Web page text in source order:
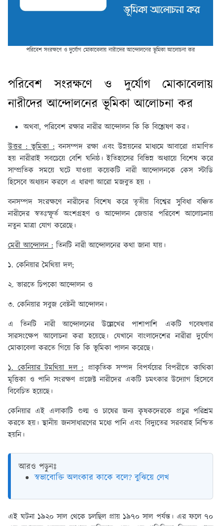
পরিবেশ সংরক্ষণে ও দুর্যোগ মোকাবেলায় নারীদের আন্দোলনের ভূমিকা আলোচনা কর
পরিবেশ সংরক্ষণে ও দুর্যোগ মোকাবেলায়
নারীদের আন্দোলনের ভূমিকা আলোচনা কর
অথবা, পরিবেশ রক্ষার নারীর আন্দোলন কি কি বিশ্লেষণ কর।
উত্তর : ভূমিকা :বনসম্পদ রক্ষা এবং উন্নয়নের মাধ্যমে আবারো প্রমাণিত
হয় নারীরাই সবচেয়ে বেশি ঘনিষ্ঠ। ইতিহাসের বিভিন্ন অধ্যায়ে বিশেষ করে
সাম্প্রতিক সময়ে ঘটে যাওয়া কয়েকটি নারী আন্দোলনকে কেস স্টাডি
হিসেবে অধ্যয়ন করলে এ ধারণা আরো মজবুত হয় ।
বনসম্পদ সংরক্ষণে নারীদের বিশেষ করে তৃতীয় বিশ্বের সুবিধা বঞ্চিত
নারীদের স্বতঃস্ফূর্ত অংশগ্রহণ ও আন্দোলন জেন্ডার পরিবেশ আলোচনায়
নতুন মাত্রা যোগ করেছে।
মেরী আন্দোলন : তিনটি নারী আন্দোলনের কথা জানা যায়।
১. কেনিয়ার মৈথিয়া দল;
২. ভারতে চিপকো আন্দোলন ও
৩. কেনিয়ার সবুজ বেষ্টনী আন্দোলন।
এ তিনটি নারী আন্দোলনের উল্লেখের পাশাপাশি একটি গবেষণার
সারসংক্ষেপ আলোচনা করা হয়েছে। যেখানে বাংলাদেশের নারীরা দুর্যোগ
মোকাবেলা করতে গিয়ে কি কি ভূমিকা পালন করেছে।
১. কেনিয়ার টমথিয়া দল :প্রাকৃতিক সম্পদ বিপর্যয়ের বিপরীতে কাথিকা
মৃত্তিকা ও পানি সংরক্ষণ প্রজেক্ট নারীদের একটি চমৎকার উদ্যোগ হিসেবে
বিবেচিত হয়েছে।
কেনিয়ার এই এলাকাটি গুল্ম ও চাষের জন্য কৃষকদেরকে প্রচুর পরিশ্রম
করতে হয়। স্থানীয় জনসাধারণের মধ্যে পানি এবং বিদ্যুতের সরবরাহ নিশ্চিত
হয়নি।
আরও পড়ুনঃ
স্বভাবোক্তি অলংকার কাকে বলে? বুঝিয়ে লেখ
এই ঘটনা ১৯২০ সাল থেকে চলছিল প্রায় ১৯৭০ সাল পর্যন্ত। এর ফলে ৭০